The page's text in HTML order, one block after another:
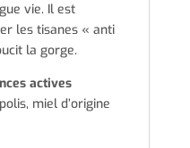
vie. Il est
les tisanes « anti
la gorge.
actives
miel d’origine